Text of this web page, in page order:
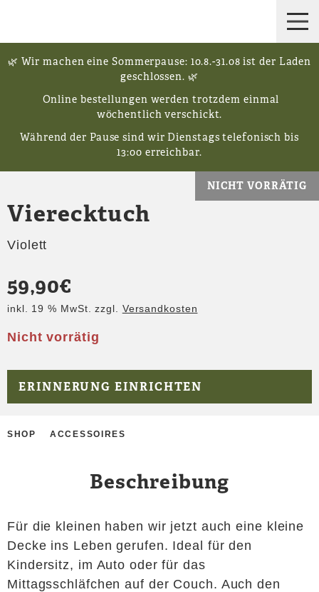
🌿 Wir machen eine Sommerpause: 10.8.-31.08 ist der Laden
geschlossen. 🌿
Online bestellungen werden trotzdem einmal
wöchentlich verschickt.
Während der Pause sind wir Dienstags telefonisch bis
13:00 erreichbar.
NICHT VORRÄTIG
Vierecktuch
Violett
59,90€
inkl. 19 % MwSt. zzgl. Versandkosten
Nicht vorrätig
ERINNERUNG EINRICHTEN
SHOP ACCESSOIRES
Beschreibung
Für die kleinen haben wir jetzt auch eine kleine
Decke ins Leben gerufen. Ideal für den
Kindersitz, im Auto oder für das
Mittagsschläfchen auf der Couch. Auch den